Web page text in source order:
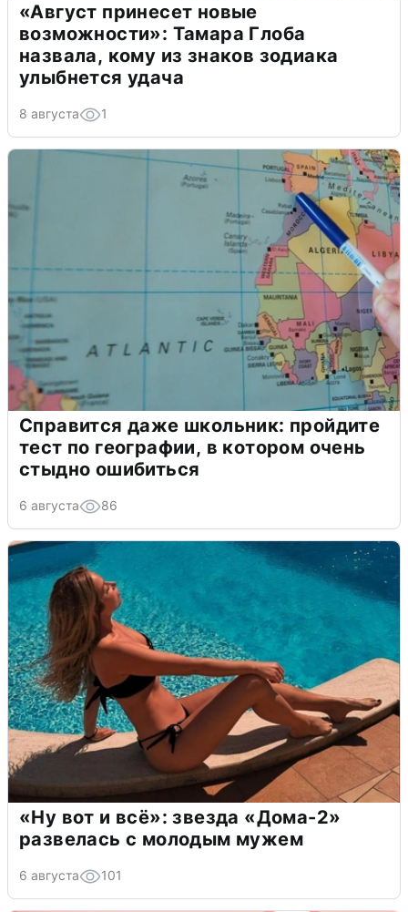
«Август принесет новые
возможности»: Тамара Глоба
назвала, кому из знаков зодиака
улыбнется удача
8 августа 1
Справится даже школьник: пройдите
тест по географии, в котором очень
стыдно ошибиться
6 августа 86
«Ну вот и всё»: звезда «Дома-2»
развелась с молодым мужем
6 августа 101